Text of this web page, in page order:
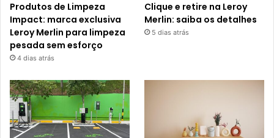
Produtos de Limpeza
Impact: marca exclusiva
Leroy Merlin para limpeza
pesada sem esforço
4 dias atrás
Clique e retire na Leroy
Merlin: saiba os detalhes
5 dias atrás